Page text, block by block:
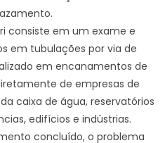
consiste em um exame e
em tubulações por via de
em encanamentos de
de empresas de
caixa de água, reservatórios
edifícios e indústrias.
concluído, o problema